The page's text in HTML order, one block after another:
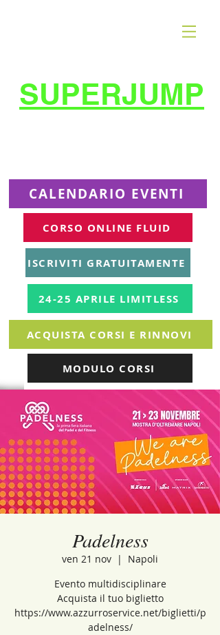
SUPERJUMP
CALENDARIO EVENTI
CORSO ONLINE FLUID
ISCRIVITI GRATUITAMENTE
24-25 APRILE LIMITLESS
ACQUISTA CORSI E RINNOVI
MODULO CORSI
Padelness
ven 21 nov
  |
Napoli
Evento multidisciplinare
Acquista il tuo biglietto
https://www.azzurroservice.net/biglietti/p
adelness/